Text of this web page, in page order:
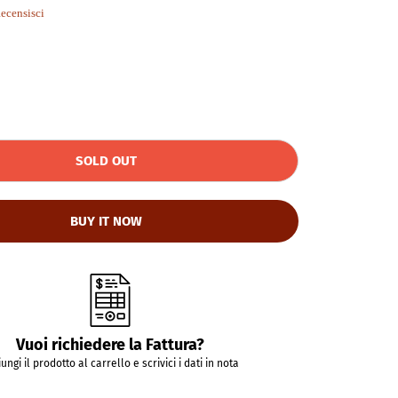
SOLD OUT
BUY IT NOW
Vuoi richiedere la Fattura?
il prodotto al carrello e scrivici i dati in nota